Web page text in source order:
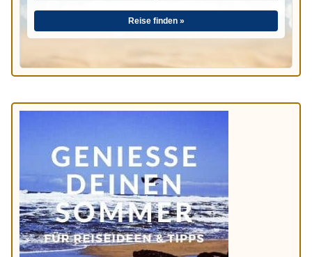
Reise finden »